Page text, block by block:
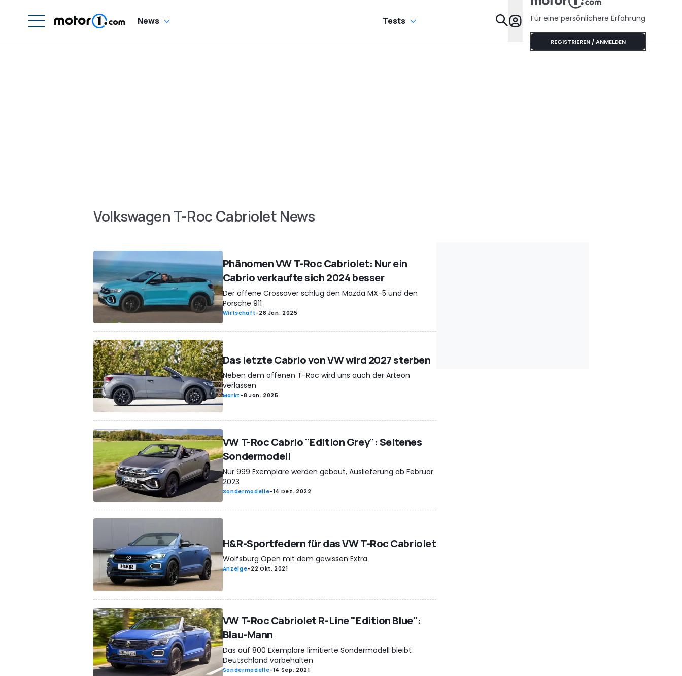
News Tests Specials
Für eine persönlichere Erfahrung
REGISTRIEREN / ANMELDEN
Volkswagen T-Roc Cabriolet News
Phänomen VW T-Roc Cabriolet: Nur ein
Cabrio verkaufte sich 2024 besser
Der offene Crossover schlug den Mazda MX-5 und den
Porsche 911
Wirtschaft- 28 Jan. 2025
Das letzte Cabrio von VW wird 2027 sterben
Neben dem offenen T-Roc wird uns auch der Arteon
verlassen
Markt -8 Jan. 2025
VW T-Roc Cabrio "Edition Grey": Seltenes
Sondermodell
Nur 999 Exemplare werden gebaut, Auslieferung ab Februar
2023
Sondermodelle-14 Dez. 2022
H&R-Sportfedern für das VW T-Roc Cabriolet
Wolfsburg Open mit dem gewissen Extra
Anzeige- 22 Okt. 2021
VW T-Roc Cabriolet R-Line "Edition Blue":
Blau-Mann
Das auf 800 Exemplare limitierte Sondermodell bleibt
Deutschland vorbehalten
Sondermodelle-14 Sep. 2021